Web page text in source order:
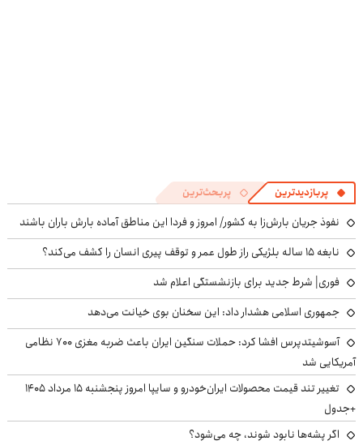
پربازدیدترین پربحث‌ترین
نفوذ جریان بارش‌زا به کشور/ امروز و فردا این مناطق آماده بارش باران باشند
نابغه ۱۵ ساله بلژیکی راز طول عمر و توقف پیری انسان را کشف می‌کند؟
فوری| شرط جدید برای بازنشستگی اعلام شد
جمهوری اسلامی هشدار داد: این سخنان بوی خیانت می‌دهد
آسوشیتدپرس افشا کرد: حملات سنگین ایران باعث ضربه مغزی ۷۰۰ نظامی
آمریکایی شد
تغییر تند قیمت محصولات ایران‌خودرو و سایپا امروز پنجشنبه ۱۵ مرداد ۱۴۰۵
+جدول
اگر پشه‌ها نابود شوند، چه می‌شود؟